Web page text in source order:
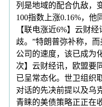
列是地域的配合仇敌，
100指数上涨0.16%，
【联电涨近6%】云财
歧。”特朗普弥补称，
公司的速度，该已成为
次】云财经讯，欧盟要
已呈常态化。世卫组织
对话的先决前提以及乌
青睐的美债策略正正在